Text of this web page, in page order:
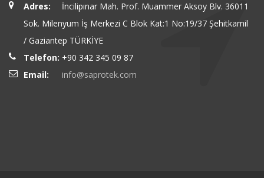
Adres:
İncilipınar Mah. Prof. Muammer Aksoy Blv. 36011
Sok. Milenyum İş Merkezi C Blok Kat:1 No:19/37 Şehitkamil
/ Gaziantep TÜRKİYE
Telefon: +90 342 345 09 87
Email:
info@saprotek.com